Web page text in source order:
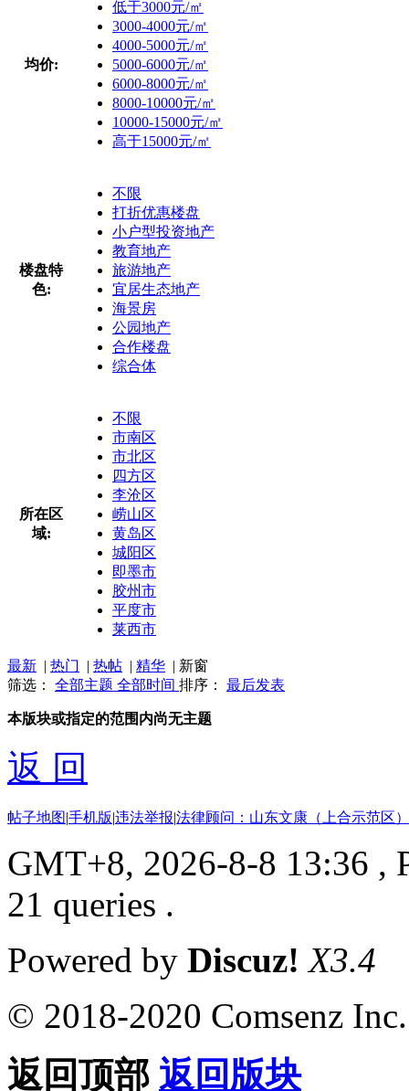
均价:
低于3000元/㎡
3000-4000元/㎡
4000-5000元/㎡
5000-6000元/㎡
6000-8000元/㎡
8000-10000元/㎡
10000-15000元/㎡
高于15000元/㎡
楼盘特
色:
不限
打折优惠楼盘
小户型投资地产
教育地产
旅游地产
宜居生态地产
海景房
公园地产
合作楼盘
综合体
所在区
域:
不限
市南区
市北区
四方区
李沧区
崂山区
黄岛区
城阳区
即墨市
胶州市
平度市
莱西市
最新 | 热门 | 热帖 | 精华 | 新窗
筛选： 全部主题 全部时间 排序： 最后发表
本版块或指定的范围内尚无主题
返 回
帖子地图|手机版|违法举报|法律顾问：山东文康（上合示范区
GMT+8, 2026-8-8 13:36 ,
21 queries .
Powered by Discuz! X3.4
© 2018-2020 Comsenz Inc.
返回顶部 返回版块